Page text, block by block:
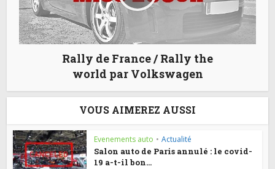
Rally de France / Rally the
world par Volkswagen
VOUS AIMEREZ AUSSI
Evenements auto • Actualité
Salon auto de Paris annulé : le covid-
19 a-t-il bon...